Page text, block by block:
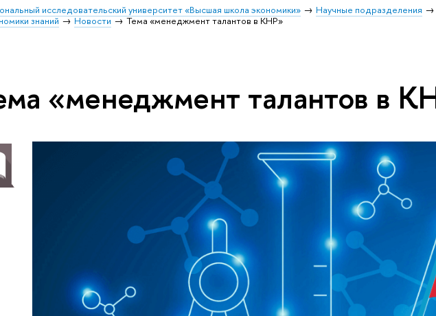
исследовательский университет «Высшая школа экономики» Научные подразделения
знаний
Новости Тема «менеджмент талантов в КНР»
«менеджмент талантов в